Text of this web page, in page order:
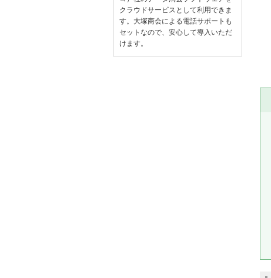
クラウドサービスとして利用できま
す。大塚商会による電話サポートも
セットなので、安心して導入いただ
けます。